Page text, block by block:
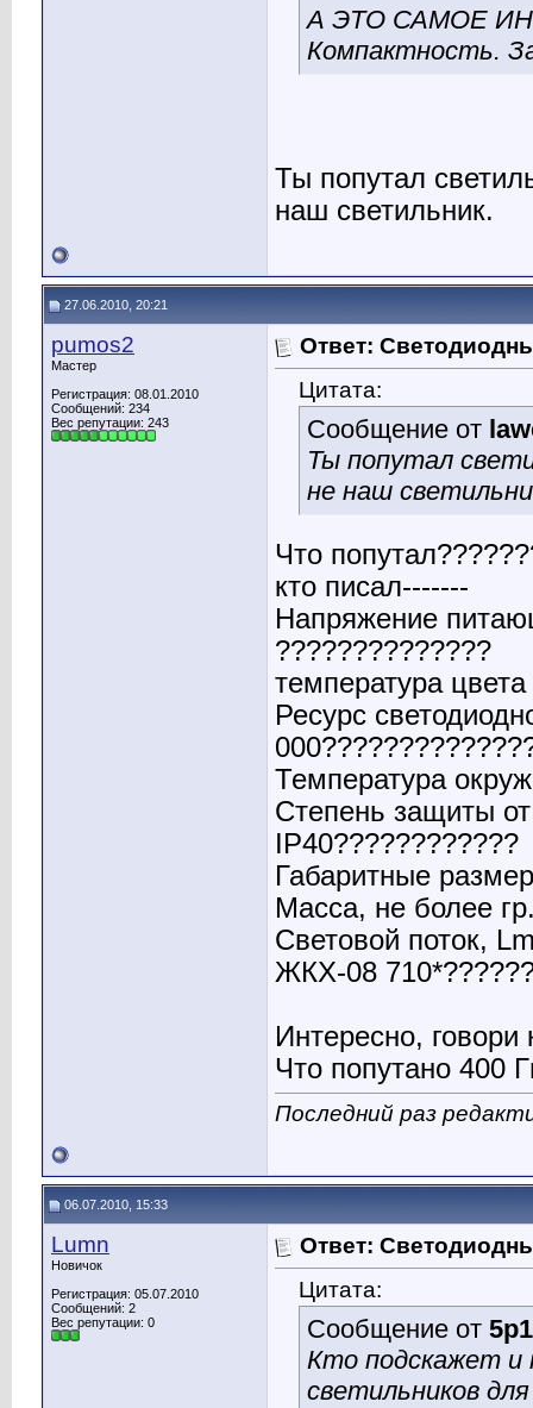
А ЭТО САМОЕ
Компактность.
Ты попутал
наш светильник.
27.06.2010, 20:21
pumos2
Мастер
Регистрация: 08.01.2010
Сообщений: 234
Вес репутации: 243
Ответ:
Цитата:
Сообщение от
Ты попутал
не наш
Что
кто писал-------
Напряжение
??????????????
температура
Ресурс
Температура
Степень защиты
IР40????????????
Габаритные
Масса, не более
Световой поток,
ЖКХ-08
Интересно,
Что попутано 400
Последний раз
06.07.2010, 15:33
Lumn
Новичок
Регистрация: 05.07.2010
Сообщений: 2
Вес репутации: 0
Ответ:
Цитата:
Сообщение от
Кто подскажет и
светильников